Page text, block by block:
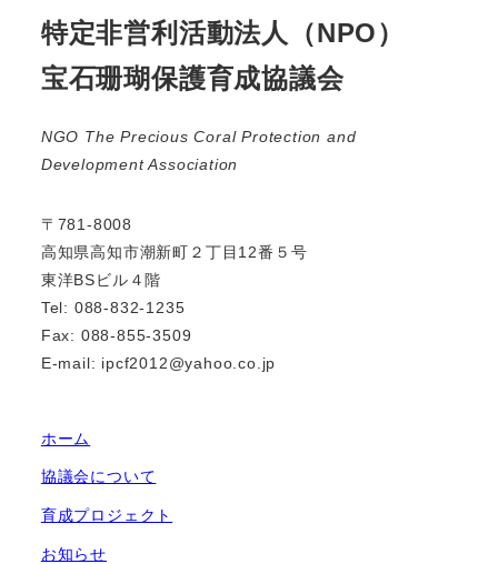
特定非営利活動法人（NPO）
宝石珊瑚保護育成協議会
NGO The Precious Coral Protection and
Development Association
〒781-8008
高知県高知市潮新町２丁目12番５号
東洋BSビル４階
Tel: 088-832-1235
Fax: 088-855-3509
E-mail: ipcf2012@yahoo.co.jp
ホーム
協議会について
育成プロジェクト
お知らせ